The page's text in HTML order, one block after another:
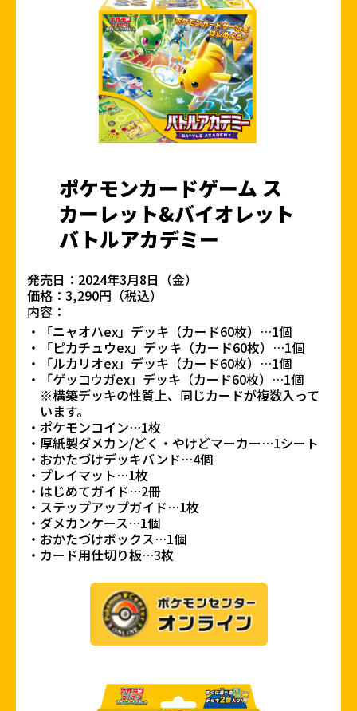
ポケモンカードゲーム ス
カーレット&バイオレット
バトルアカデミー
発売日：2024年3月8日（金）
価格：3,290円（税込）
内容：
「ニャオハex」デッキ（カード60枚）…1個
「ピカチュウex」デッキ（カード60枚）…1個
「ルカリオex」デッキ（カード60枚）…1個
「ゲッコウガex」デッキ（カード60枚）…1個
※構築デッキの性質上、同じカードが複数入って
います。
ポケモンコイン…1枚
厚紙製ダメカン/どく・やけどマーカー…1シート
おかたづけデッキバンド…4個
プレイマット…1枚
はじめてガイド…2冊
ステップアップガイド…1枚
ダメカンケース…1個
おかたづけボックス…1個
カード用仕切り板…3枚